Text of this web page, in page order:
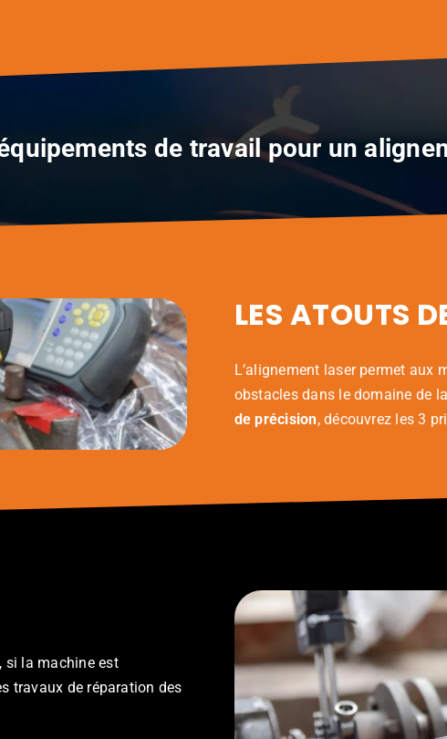
de travail pour un
LES ATOUTS
L’alignement laser permet aux
obstacles dans le domaine de
de précision, découvrez les 3
si la machine est
travaux de réparation des